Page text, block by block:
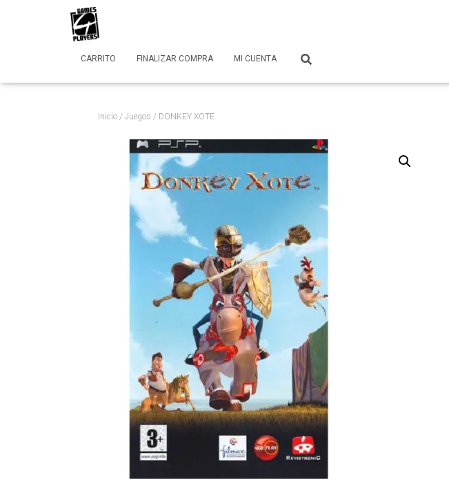
CARRITO FINALIZAR COMPRA MI CUENTA
Inicio / Juegos / DONKEY XOTE